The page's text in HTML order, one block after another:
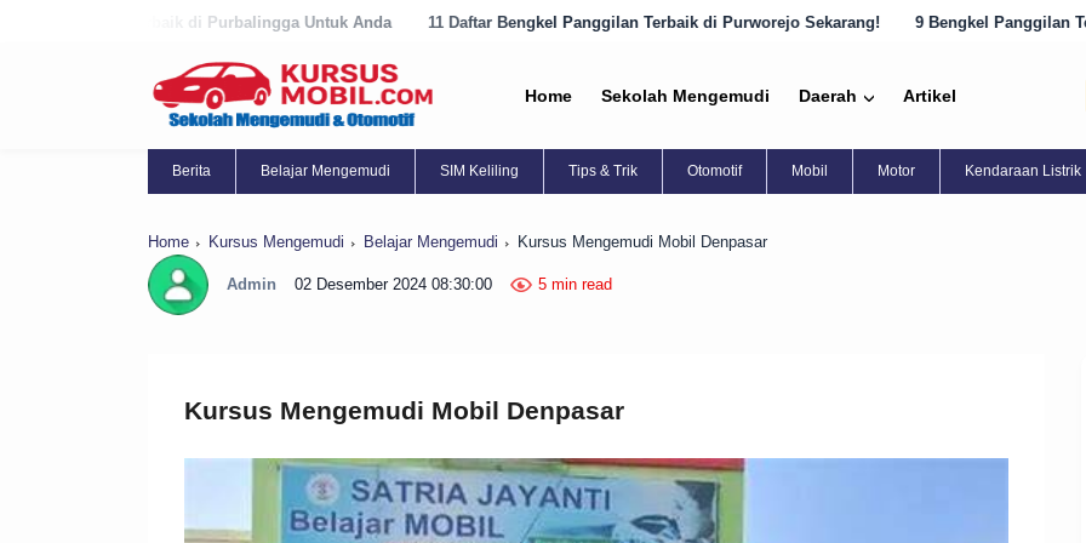
11 Daftar Bengkel Panggilan Terbaik di Purworejo Sekarang! 9 Bengkel Panggilan Terbaik di Semarang yang
Home Sekolah Mengemudi Daerah Artikel
Berita Belajar Mengemudi SIM Keliling Tips & Trik Otomotif Mobil Motor Kendaraan Listrik
Home Kursus Mengemudi Belajar Mengemudi Kursus Mengemudi Mobil Denpasar
Admin 02 Desember 2024 08:30:00 5 min read
Kursus Mengemudi Mobil Denpasar